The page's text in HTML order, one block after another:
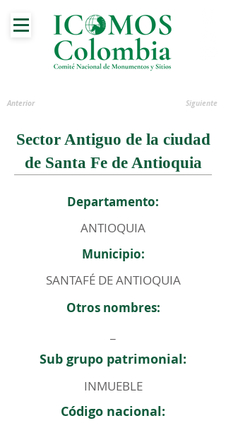
Anterior Siguiente
Sector Antiguo de la ciudad
de Santa Fe de Antioquia
Departamento:
ANTIOQUIA
Municipio:
SANTAFÉ DE ANTIOQUIA
Otros nombres:
Sub grupo patrimonial:
INMUEBLE
Código nacional: